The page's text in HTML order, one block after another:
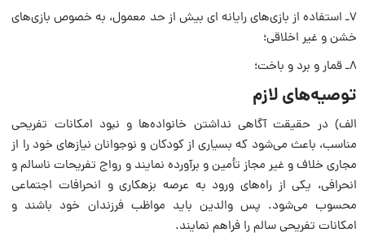
۷ـ استفاده از بازى‌هاى رایانه اى بیش از حد معمول، به خصوص بازى‌هاى
خشن و غیر اخلاقى؛
۸ـ قمار و برد و باخت؛
توصیه‌هاى لازم
الف) در حقیقت آگاهى نداشتن خانواده‌ها و نبود امکانات تفریحى
مناسب، باعث مى‌شود که بسیارى از کودکان و نوجوانان نیازهاى خود را از
مجارى خلاف و غیر مجاز تأمین و برآورده نمایند و رواج تفریحات ناسالم و
انحرافى، یکى از راه‌هاى ورود به عرصه بزهکارى و انحرافات اجتماعى
محسوب مى‌شود. پس والدین باید مواظب فرزندان خود باشند و
امکانات تفریحى سالم را فراهم نمایند.